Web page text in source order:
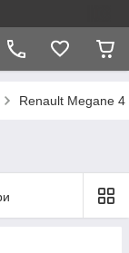
Renault Megane 4